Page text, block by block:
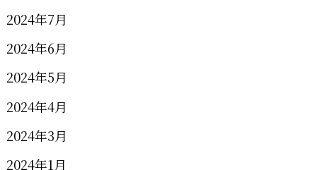
2024年7月
2024年6月
2024年5月
2024年4月
2024年3月
2024年1月